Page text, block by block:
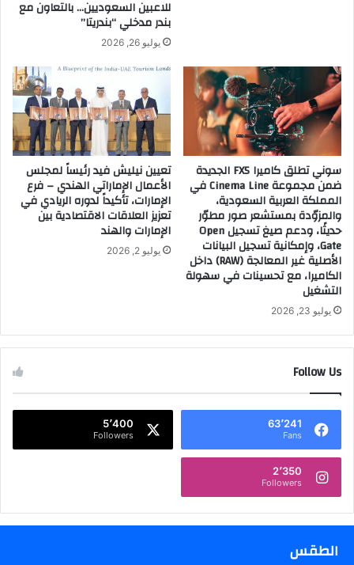
للاعبين السعوديين… بالتعاون مع
بندر مدخلي “بندريتا”
يوليو 26, 2026
سوني تطلق كاميرا FX5 الجديدة
ضمن مجموعة Cinema Line في
المملكة العربية السعودية،
والمزوّدة بمستشعر صور مطوّر
حديثًا، ودعم صيغ تسجيل Open
Gate، وإمكانية تسجيل البيانات
الأصلية غير المعالجة (RAW) داخل
الكاميرا، مع تحسينات في سهولة
التشغيل
يوليو 23, 2026
تعيين نيليش فيد رئيساً لمجلس
الأعمال الإماراتي الهندي – فرع
الإمارات، تأكيداً لدوره الريادي في
تعزيز العلاقات الاقتصادية بين
الإمارات والهند
يوليو 2, 2026
Follow Us
63٬241
Fans
5٬400
Followers
2٬350
Followers
الطقس